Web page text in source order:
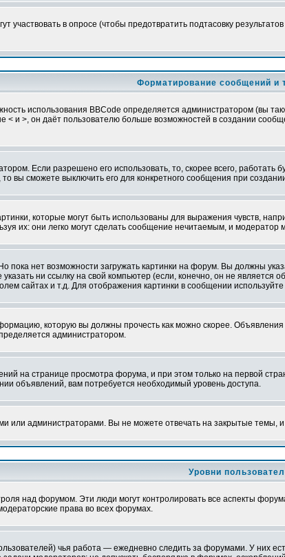
участвовать в опросе (чтобы предотвратить подтасовку
Форматирование сообщений и
использования BBCode определяется администратором (вы
< и >, он даёт пользователю больше возможностей в создании
Если разрешено его использовать, то, скорее всего, работать
вы сможете выключить его для конкретного сообщения при
которые могут быть использованы для выражения чувств,
их: они легко могут сделать сообщение нечитаемым, и
пока нет возможности загружать картинки на форум. Вы должны
ни ссылку на свой компьютер (если, конечно, он не
сайтах и т.д. Для отображения картинки в сообщении
которую вы должны прочесть как можно скорее.
администратором.
на странице просмотра форума, и при этом только на первой
объявлений, вам потребуется необходимый уровень доступа.
или администраторами. Вы не можете отвечать на закрытые
Уровни
над форумом. Эти люди могут контролировать все аспекты
права во всех форумах.
чья работа — ежедневно следить за форумами. У них